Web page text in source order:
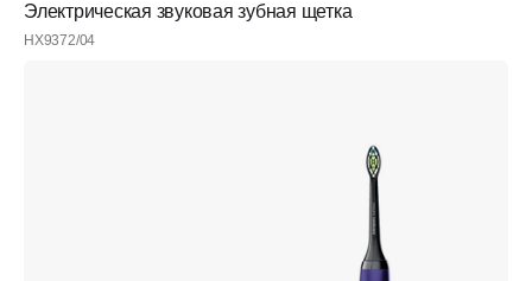
Электрическая звуковая зубная щетка
HX9372/04